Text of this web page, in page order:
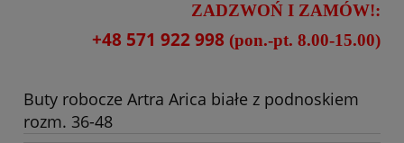
ZADZWOŃ I ZAMÓW!:
+48 571 922 998 (pon.-pt. 8.00-15.00)
Buty robocze Artra Arica białe z podnoskiem
rozm. 36-48